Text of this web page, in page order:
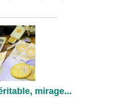
mirage...